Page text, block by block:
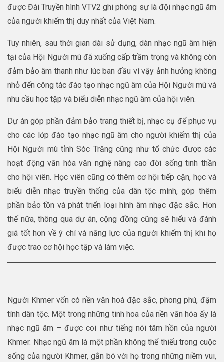
được Đài Truyền hình VTV2 ghi phóng sự là đội nhạc ngũ âm
của người khiếm thị duy nhất của Việt Nam.
Tuy nhiên, sau thời gian dài sử dụng, dàn nhạc ngũ âm hiện
tại của Hội Người mù đã xuống cấp trầm trọng và không còn
đảm bảo âm thanh như lúc ban đầu vì vậy ảnh hưởng không
nhỏ đến công tác đào tạo nhạc ngũ âm của Hội Người mù và
nhu cầu học tập và biểu diễn nhạc ngũ âm của hội viên.
Dự án góp phần đảm bảo trang thiết bị, nhạc cụ để phục vụ
cho các lớp đào tạo nhạc ngũ âm cho người khiếm thị của
Hội Người mù tỉnh Sóc Trăng cũng như tổ chức được các
hoạt động văn hóa văn nghệ nâng cao đời sống tinh thần
cho hội viên. Học viên cũng có thêm cơ hội tiếp cận, học và
biểu diễn nhạc truyền thống của dân tộc mình, góp thêm
phần bảo tồn và phát triển loại hình âm nhạc đặc sắc. Hơn
thế nữa, thông qua dự án, cộng đồng cũng sẽ hiểu và đánh
giá tốt hơn về ý chí và năng lực của người khiếm thị khi họ
được trao cơ hội học tập và làm việc.
Người Khmer vốn có nền văn hoá đặc sắc, phong phú, đậm
tính dân tộc. Một trong những tinh hoa của nền văn hóa ấy là
nhạc ngũ âm – được coi như tiếng nói tâm hồn của người
Khmer. Nhạc ngũ âm là một phần không thể thiếu trong cuộc
sống của người Khmer, gắn bó với họ trong những niềm vui,